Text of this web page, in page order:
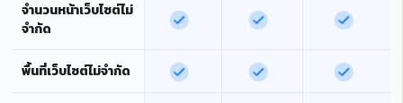
จำนวนหน้าเว็บไซต์ไม่
จำกัด
พื้นที่เว็บไซต์ไม่จำกัด